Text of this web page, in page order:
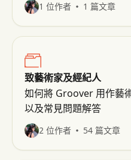
1 位作者 1 篇文章
致藝術家及經紀人
如何將 Groover 用作藝
以及常見問題解答
2 位作者 54 篇文章